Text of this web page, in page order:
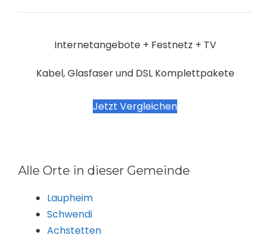
Internetangebote + Festnetz + TV
Kabel, Glasfaser und DSL Komplettpakete
Jetzt Vergleichen
Alle Orte in dieser Gemeinde
Laupheim
Schwendi
Achstetten